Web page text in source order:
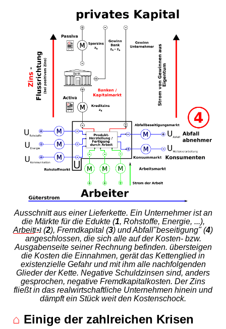
Ausschnitt aus einer Lieferkette. Ein Unternehmer ist an
die Märkte für die Edukte (1, Rohstoffe, Energie, ...),
Arbeit[+] (2), Fremdkapital (3) und Abfall"beseitigung" (4)
angeschlossen, die sich alle auf der Kosten- bzw.
Ausgabenseite seiner Rechnung befinden. übersteigen
die Kosten die Einnahmen, gerät das Kettenglied in
existenzielle Gefahr und mit ihm alle nachfolgenden
Glieder der Kette. Negative Schuldzinsen sind, anders
gesprochen, negative Fremdkapitalkosten. Der Zins
fließt in das realwirtschaftliche Unternehmen hinein und
dämpft ein Stück weit den Kostenschock.
⌂ Einige der zahlreichen Krisen